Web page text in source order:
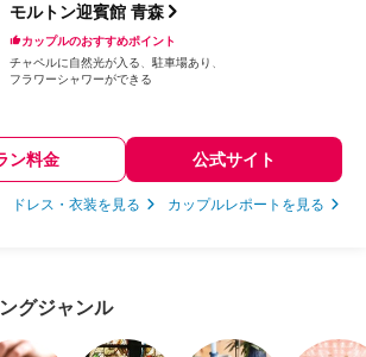
モルトン迎賓館 青森
カップルのおすすめポイント
チャペルに自然光が入る
駐車場あり
フラワーシャワーができる
ン料金 公式サイト
ドレス・衣装を見る カップルレポートを見る
グジャンル